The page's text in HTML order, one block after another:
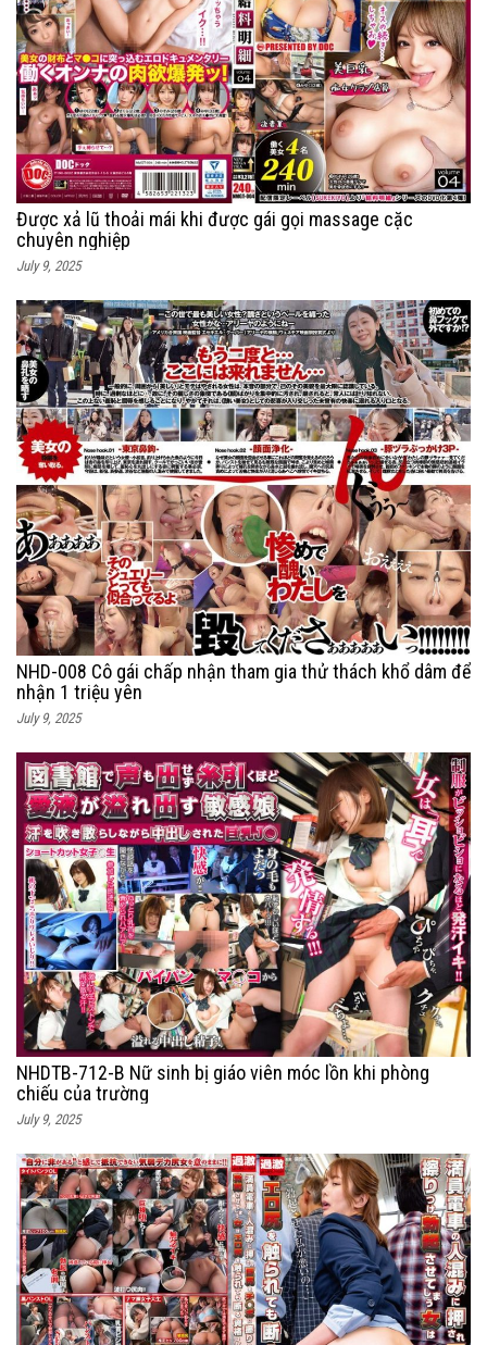
Được xả lũ thoải mái khi được gái gọi massage cặc
chuyên nghiệp
July 9, 2025
NHD-008 Cô gái chấp nhận tham gia thử thách khổ dâm để
nhận 1 triệu yên
July 9, 2025
NHDTB-712-B Nữ sinh bị giáo viên móc lồn khi phòng
chiếu của trường
July 9, 2025